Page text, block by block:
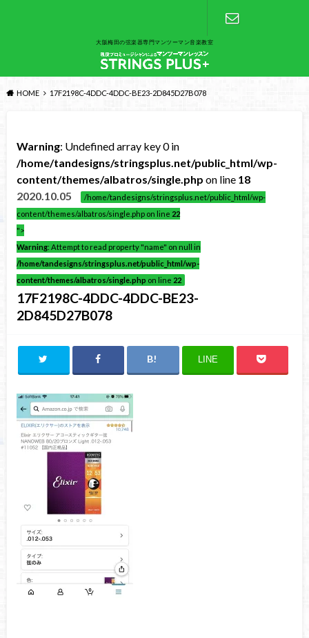
大阪梅田の弦楽器専門マンツーマン音楽教室
お問い合わ
HOME 17F2198C-4DDC-4DDC-BE23-2D845D27B078
Warning: Undefined array key 0 in
/home/tandesigns/stringsplus.net/public_html/wp-
content/themes/albatros/single.php on line 18
2020.10.05
/home/tandesigns/stringsplus.net/public_html/wp-
content/themes/albatros/single.php on line 22
">
Warning: Attempt to read property "name" on null in
/home/tandesigns/stringsplus.net/public_html/wp-
content/themes/albatros/single.php on line 22
17F2198C-4DDC-4DDC-BE23-
2D845D27B078
LINE